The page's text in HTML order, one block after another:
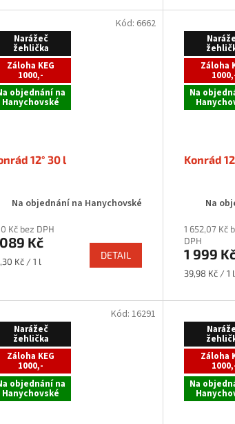
Narážeč
žehlička
Záloha KEG
1000,-
objednání na
Hanychovské
12° 30 l
Na objednání na Hanychovské
Kč bez DPH
Kč
Kč / 1 l
DETAIL
Kód: 6662
Záloha
Na
Konrád
Na
1 652,07 Kč
DPH
1 999
Měrná
39,98 Kč / 1 l
Narážeč
žehlička
Záloha KEG
1000,-
objednání na
Hanychovské
Kód: 16291
Záloha
Na